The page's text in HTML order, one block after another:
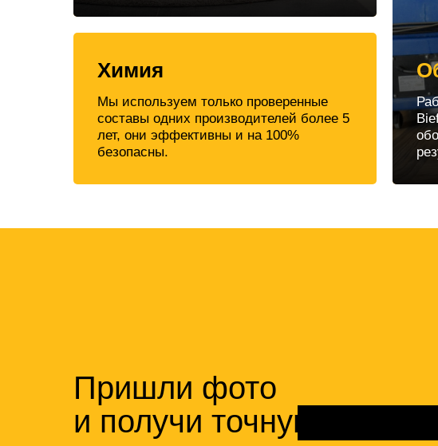
Химия
Мы используем только проверенные
составы одних производителей более 5
лет, они эффективны и на 100%
безопасны.
Пришли фото
и получи точную